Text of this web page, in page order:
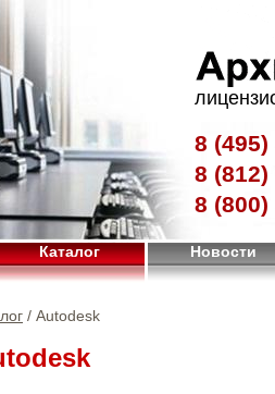
8 (495)
8 (812)
8 (800)
Каталог Новости
/ Autodesk